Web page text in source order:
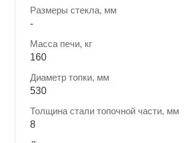
Размеры стекла, мм
-
Масса печи, кг
160
Диаметр топки, мм
530
Толщина стали топочной части, мм
8